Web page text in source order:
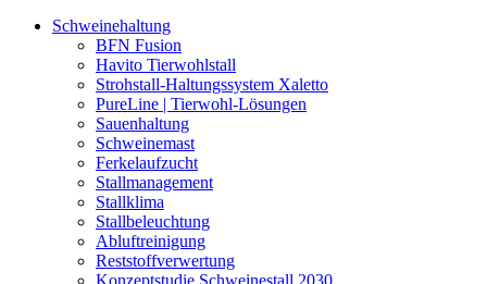
Schweinehaltung
BFN Fusion
Havito Tierwohlstall
Strohstall-Haltungssystem Xaletto
PureLine | Tierwohl-Lösungen
Sauenhaltung
Schweinemast
Ferkelaufzucht
Stallmanagement
Stallklima
Stallbeleuchtung
Abluftreinigung
Reststoffverwertung